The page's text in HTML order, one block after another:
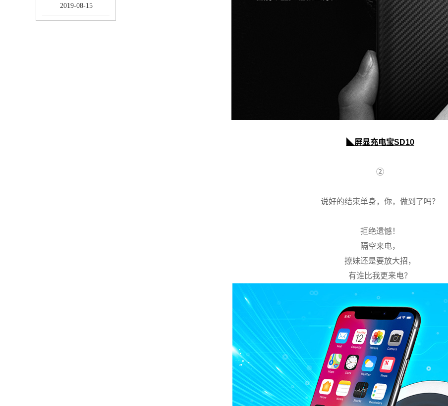
2019-08-15
◣屏显充电宝SD10
②
说好的结束单身，你，做到了吗？
拒绝遗憾！
隔空来电，
撩妹还是要放大招，
有谁比我更来电？